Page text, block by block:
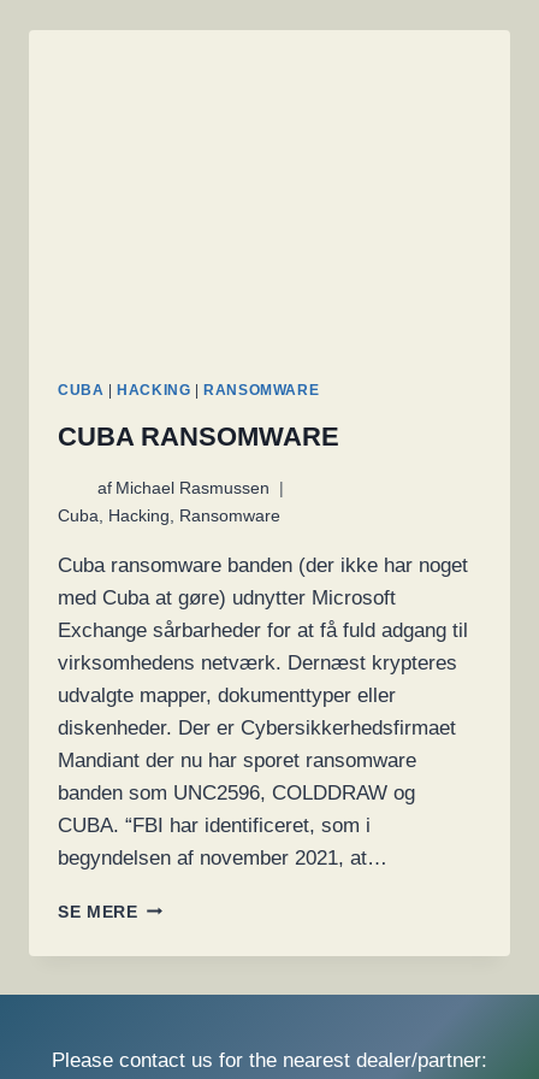
CUBA HACKING RANSOMWARE
CUBA RANSOMWARE
af Michael Rasmussen
Cuba
Hacking Ransomware
Cuba ransomware banden (der ikke har noget
med Cuba at gøre) udnytter Microsoft
Exchange sårbarheder for at få fuld adgang til
virksomhedens netværk. Dernæst krypteres
udvalgte mapper, dokumenttyper eller
diskenheder. Der er Cybersikkerhedsfirmaet
Mandiant der nu har sporet ransomware
banden som UNC2596, COLDDRAW og
CUBA. “FBI har identificeret, som i
begyndelsen af november 2021, at…
SE MERECUBA
Please contact us for the nearest dealer/partner: